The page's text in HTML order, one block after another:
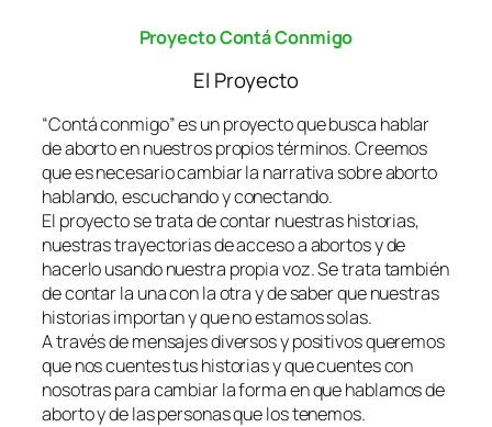
Proyecto Contá Conmigo
El Proyecto
“Contá conmigo” es un proyecto que busca hablar
de aborto en nuestros propios términos. Creemos
que es necesario cambiar la narrativa sobre aborto
hablando, escuchando y conectando.
El proyecto se trata de contar nuestras historias,
nuestras trayectorias de acceso a abortos y de
hacerlo usando nuestra propia voz. Se trata también
de contar la una con la otra y de saber que nuestras
historias importan y que no estamos solas.
A través de mensajes diversos y positivos queremos
que nos cuentes tus historias y que cuentes con
nosotras para cambiar la forma en que hablamos de
aborto y de las personas que los tenemos.